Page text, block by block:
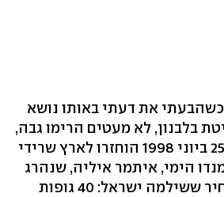
כשהבעתי את דעתי באותו נושא
בלבנון, לא מעטים הרימו גבה,
ואפילו יותר מכך. ב-25 ביוני 1998 הוחזרו לארץ שרידי
הימי, איתמר איליה, שנהרג
באסון השייטת. המחיר ששילמה ישראל: 40 גופות